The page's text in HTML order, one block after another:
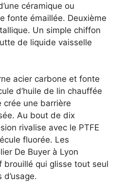
céramique ou
fonte émaillée. Deuxième
Un simple chiffon
de liquide vaisselle
acier carbone et fonte
d’huile de lin chauffée
crée une barrière
Au bout de dix
rivalise avec le PTFE
fluorée. Les
De Buyer à Lyon
brouillé qui glisse tout seul